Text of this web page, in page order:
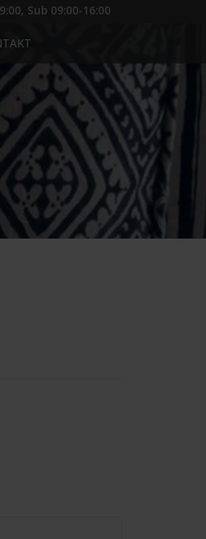
Sub 09:00-16:00